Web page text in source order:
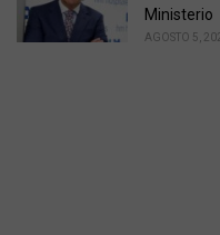
Ministerio
AGOSTO 5,